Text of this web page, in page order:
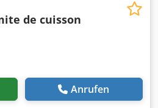
de cuisson
Anrufen